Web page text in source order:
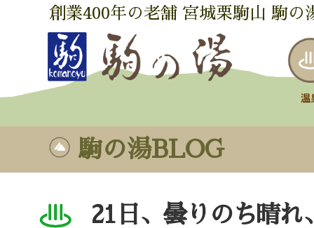
創業400年の老舗 宮城栗駒山 駒の
駒の湯BLOG
21日、曇りのち晴れ